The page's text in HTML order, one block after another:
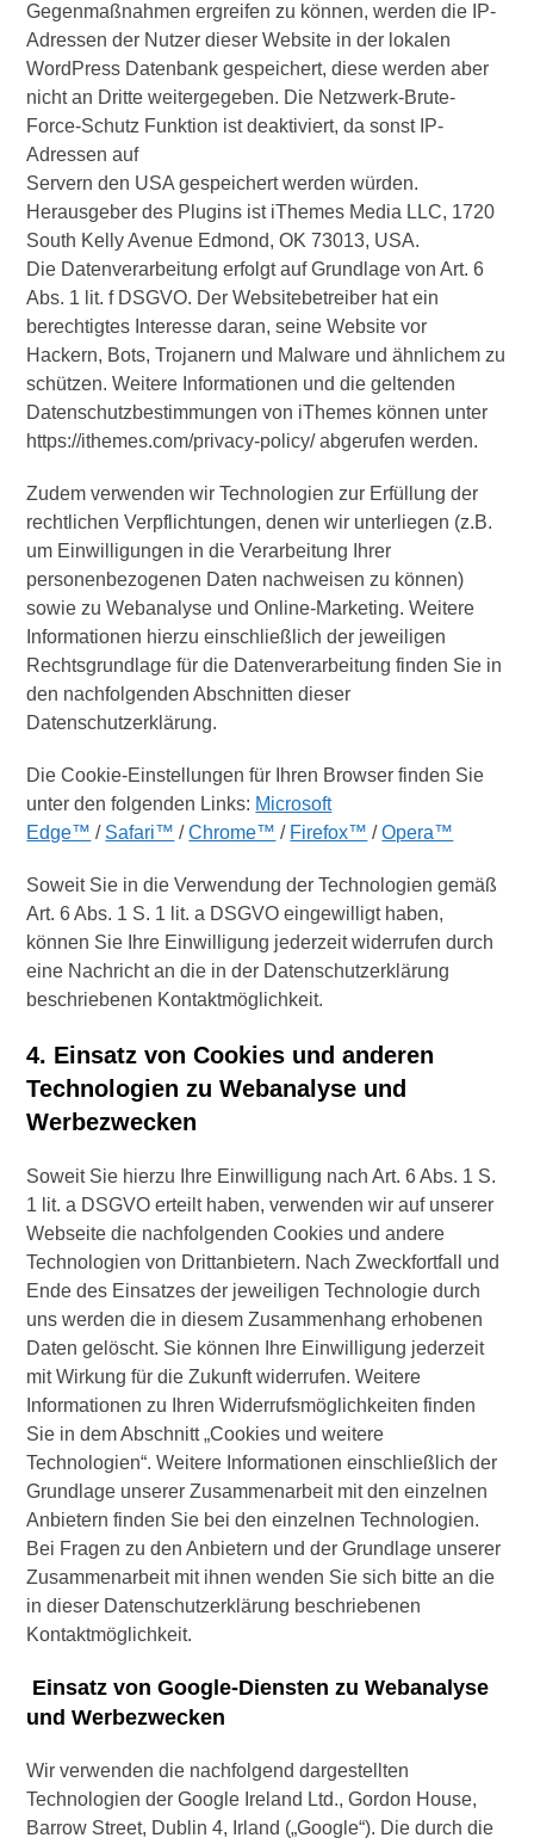
Gegenmaßnahmen ergreifen zu können, werden die IP-
Adressen der Nutzer dieser Website in der lokalen
WordPress Datenbank gespeichert, diese werden aber
nicht an Dritte weitergegeben. Die Netzwerk-Brute-
Force-Schutz Funktion ist deaktiviert, da sonst IP-
Adressen auf
Servern den USA gespeichert werden würden.
Herausgeber des Plugins ist iThemes Media LLC, 1720
South Kelly Avenue Edmond, OK 73013, USA.
Die Datenverarbeitung erfolgt auf Grundlage von Art. 6
Abs. 1 lit. f DSGVO. Der Websitebetreiber hat ein
berechtigtes Interesse daran, seine Website vor
Hackern, Bots, Trojanern und Malware und ähnlichem zu
schützen. Weitere Informationen und die geltenden
Datenschutzbestimmungen von iThemes können unter
https://ithemes.com/privacy-policy/ abgerufen werden.
Zudem verwenden wir Technologien zur Erfüllung der
rechtlichen Verpflichtungen, denen wir unterliegen (z.B.
um Einwilligungen in die Verarbeitung Ihrer
personenbezogenen Daten nachweisen zu können)
sowie zu Webanalyse und Online-Marketing. Weitere
Informationen hierzu einschließlich der jeweiligen
Rechtsgrundlage für die Datenverarbeitung finden Sie in
den nachfolgenden Abschnitten dieser
Datenschutzerklärung.
Die Cookie-Einstellungen für Ihren Browser finden Sie
unter den folgenden Links: Microsoft
Edge™ / Safari™ /Chrome™ / Firefox™ /Opera™
Soweit Sie in die Verwendung der Technologien gemäß
Art. 6 Abs. 1 S. 1 lit. a DSGVO eingewilligt haben,
können Sie Ihre Einwilligung jederzeit widerrufen durch
eine Nachricht an die in der Datenschutzerklärung
beschriebenen Kontaktmöglichkeit.
4. Einsatz von Cookies und anderen
Technologien zu Webanalyse und
Werbezwecken
Soweit Sie hierzu Ihre Einwilligung nach Art. 6 Abs. 1 S.
1 lit. a DSGVO erteilt haben, verwenden wir auf unserer
Webseite die nachfolgenden Cookies und andere
Technologien von Drittanbietern. Nach Zweckfortfall und
Ende des Einsatzes der jeweiligen Technologie durch
uns werden die in diesem Zusammenhang erhobenen
Daten gelöscht. Sie können Ihre Einwilligung jederzeit
mit Wirkung für die Zukunft widerrufen. Weitere
Informationen zu Ihren Widerrufsmöglichkeiten finden
Sie in dem Abschnitt „Cookies und weitere
Technologien“. Weitere Informationen einschließlich der
Grundlage unserer Zusammenarbeit mit den einzelnen
Anbietern finden Sie bei den einzelnen Technologien.
Bei Fragen zu den Anbietern und der Grundlage unserer
Zusammenarbeit mit ihnen wenden Sie sich bitte an die
in dieser Datenschutzerklärung beschriebenen
Kontaktmöglichkeit.
Einsatz von Google-Diensten zu Webanalyse
und Werbezwecken
Wir verwenden die nachfolgend dargestellten
Technologien der Google Ireland Ltd., Gordon House,
Barrow Street, Dublin 4, Irland („Google“). Die durch die